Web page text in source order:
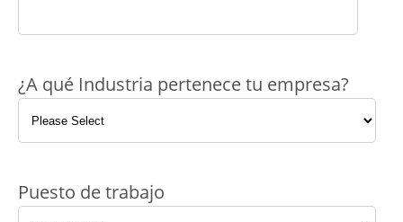
¿A qué Industria pertenece tu empresa?
Puesto de trabajo